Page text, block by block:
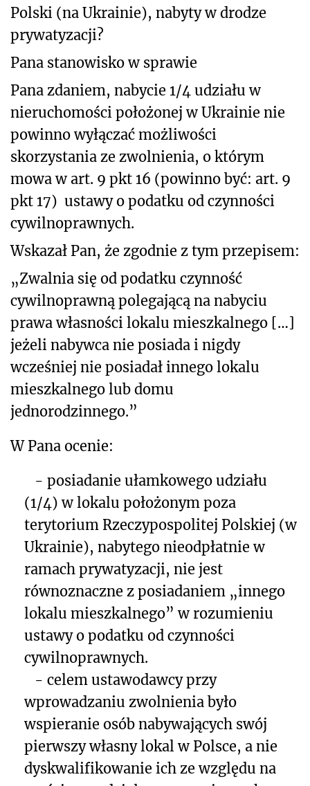
Polski (na Ukrainie), nabyty w drodze
prywatyzacji?
Pana stanowisko w sprawie
Pana zdaniem, nabycie 1/4 udziału w
nieruchomości położonej w Ukrainie nie
powinno wyłączać możliwości
skorzystania ze zwolnienia, o którym
mowa w art. 9 pkt 16 (powinno być: art. 9
pkt 17) ustawy o podatku od czynności
cywilnoprawnych.
Wskazał Pan, że zgodnie z tym przepisem:
„Zwalnia się od podatku czynność
cywilnoprawną polegającą na nabyciu
prawa własności lokalu mieszkalnego […]
jeżeli nabywca nie posiada i nigdy
wcześniej nie posiadał innego lokalu
mieszkalnego lub domu
jednorodzinnego.”
W Pana ocenie:
- posiadanie ułamkowego udziału
(1/4) w lokalu położonym poza
terytorium Rzeczypospolitej Polskiej (w
Ukrainie), nabytego nieodpłatnie w
ramach prywatyzacji, nie jest
równoznaczne z posiadaniem „innego
lokalu mieszkalnego” w rozumieniu
ustawy o podatku od czynności
cywilnoprawnych.
- celem ustawodawcy przy
wprowadzaniu zwolnienia było
wspieranie osób nabywających swój
pierwszy własny lokal w Polsce, a nie
dyskwalifikowanie ich ze względu na